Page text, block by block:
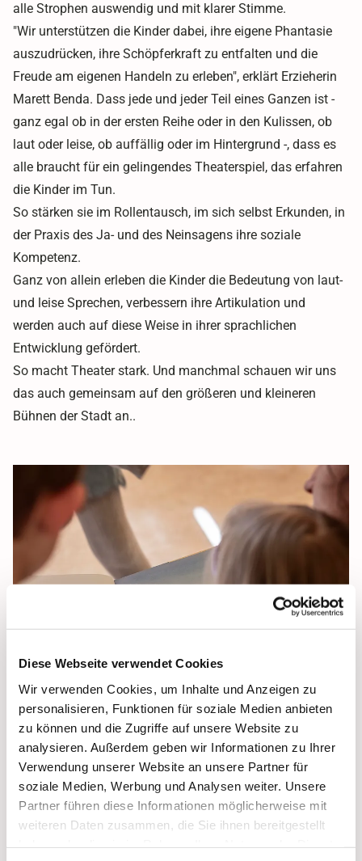
Diese Webseite verwendet Cookies
Wir verwenden Cookies, um Inhalte und Anzeigen zu
personalisieren, Funktionen für soziale Medien anbieten
zu können und die Zugriffe auf unsere Website zu
analysieren. Außerdem geben wir Informationen zu Ihrer
Verwendung unserer Website an unsere Partner für
soziale Medien, Werbung und Analysen weiter. Unsere
Partner führen diese Informationen möglicherweise mit
weiteren Daten zusammen, die Sie ihnen bereitgestellt
alle Strophen auswendig und mit klarer Stimme.
"Wir unterstützen die Kinder dabei, ihre eigene Phantasie
auszudrücken, ihre Schöpferkraft zu entfalten und die
Freude am eigenen Handeln zu erleben", erklärt Erzieherin
Marett Benda. Dass jede und jeder Teil eines Ganzen ist -
ganz egal ob in der ersten Reihe oder in den Kulissen, ob
laut oder leise, ob auffällig oder im Hintergrund -, dass es
alle braucht für ein gelingendes Theaterspiel, das erfahren
die Kinder im Tun.
So stärken sie im Rollentausch, im sich selbst Erkunden, in
der Praxis des Ja- und des Neinsagens ihre soziale
Kompetenz.
Ganz von allein erleben die Kinder die Bedeutung von laut-
und leise Sprechen, verbessern ihre Artikulation und
werden auch auf diese Weise in ihrer sprachlichen
Entwicklung gefördert.
So macht Theater stark. Und manchmal schauen wir uns
das auch gemeinsam auf den größeren und kleineren
Bühnen der Stadt an..
Kunst mit Kindern
"Das drumherum um die Möwe ist Luft, ist doch blau, da
sieht man ja", konstatiert das Mädchen glasklar bei der